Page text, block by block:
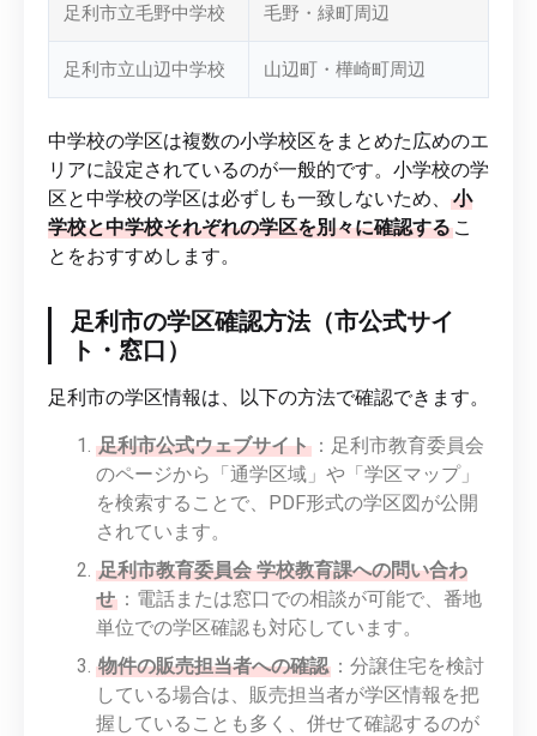
足利市立毛野中学校 毛野・緑町周辺
足利市立山辺中学校 山辺町・樺崎町周辺
中学校の学区は複数の小学校区をまとめた広めのエ
リアに設定されているのが一般的です。小学校の学
区と中学校の学区は必ずしも一致しないため、
小
学校と中学校それぞれの学区を別々に確認する こ
とをおすすめします。
足利市の学区確認方法（市公式サイ
ト・窓口）
足利市の学区情報は、以下の方法で確認できます。
足利市公式ウェブサイト ：足利市教育委員会
のページから「通学区域」や「学区マップ」
を検索することで、PDF形式の学区図が公開
されています。
足利市教育委員会 学校教育課への問い合わ
せ ：電話または窓口での相談が可能で、番地
単位での学区確認も対応しています。
物件の販売担当者への確認 ：分譲住宅を検討
している場合は、販売担当者が学区情報を把
握していることも多く、併せて確認するのが